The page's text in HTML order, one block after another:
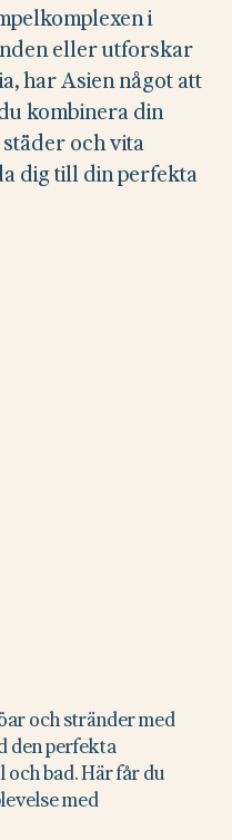
och stränder med
den perfekta
bad. Här får du
med
i
eller utforskar
har Asien något att
kombinera din
och vita
dig till din perfekta